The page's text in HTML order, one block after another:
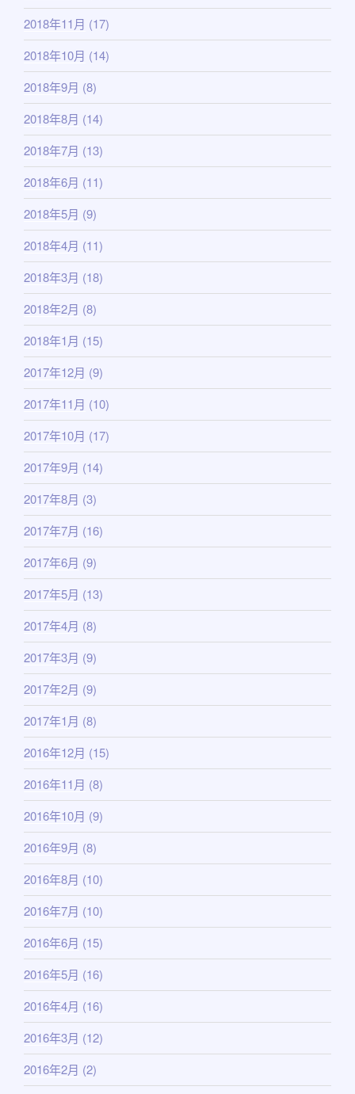
2018年11月 (17)
2018年10月 (14)
2018年9月 (8)
2018年8月 (14)
2018年7月 (13)
2018年6月 (11)
2018年5月 (9)
2018年4月 (11)
2018年3月 (18)
2018年2月 (8)
2018年1月 (15)
2017年12月 (9)
2017年11月 (10)
2017年10月 (17)
2017年9月 (14)
2017年8月 (3)
2017年7月 (16)
2017年6月 (9)
2017年5月 (13)
2017年4月 (8)
2017年3月 (9)
2017年2月 (9)
2017年1月 (8)
2016年12月 (15)
2016年11月 (8)
2016年10月 (9)
2016年9月 (8)
2016年8月 (10)
2016年7月 (10)
2016年6月 (15)
2016年5月 (16)
2016年4月 (16)
2016年3月 (12)
2016年2月 (2)